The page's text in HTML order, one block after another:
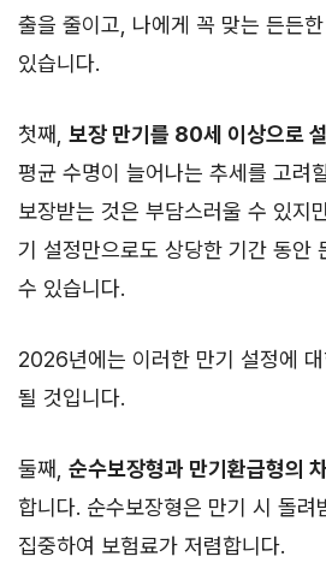
출을 줄이고, 나에게 꼭 맞는 든든
있습니다.
첫째, 보장 만기를 80세 이상으로
평균 수명이 늘어나는 추세를 고려
보장받는 것은 부담스러울 수 있
기 설정만으로도 상당한 기간 동안
수 있습니다.
2026년에는 이러한 만기 설정에
될 것입니다.
둘째, 순수보장형과 만기환급형의
합니다. 순수보장형은 만기 시 돌려
집중하여 보험료가 저렴합니다.